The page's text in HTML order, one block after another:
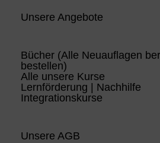
Unsere Angebote
Bücher (Alle Neuauflagen
bestellen)
Alle unsere Kurse
Lernförderung | Nachhilfe
Integrationskurse
Unsere AGB